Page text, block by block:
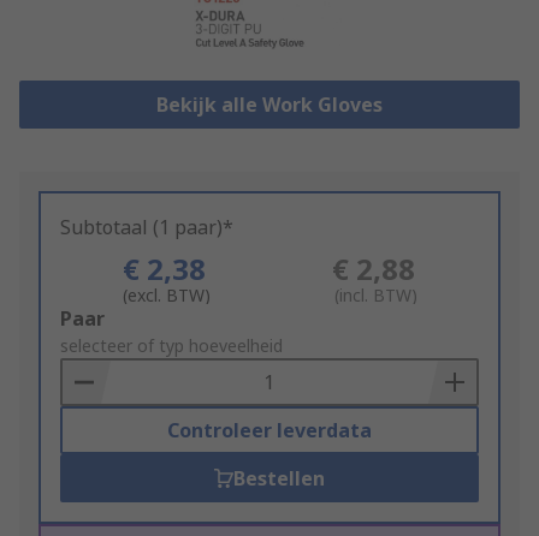
Bekijk alle Work Gloves
Subtotaal (1 paar)*
€ 2,38
(excl. BTW)
€ 2,88
(incl. BTW)
Add
to
Basket
Paar
selecteer of typ hoeveelheid
Controleer leverdata
Bestellen